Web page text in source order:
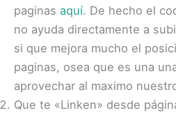
paginas aquí. De hecho el
no ayuda directamente a
si que mejora mucho el
paginas, osea que es una
aprovechar al maximo
Que te «Linken» desde